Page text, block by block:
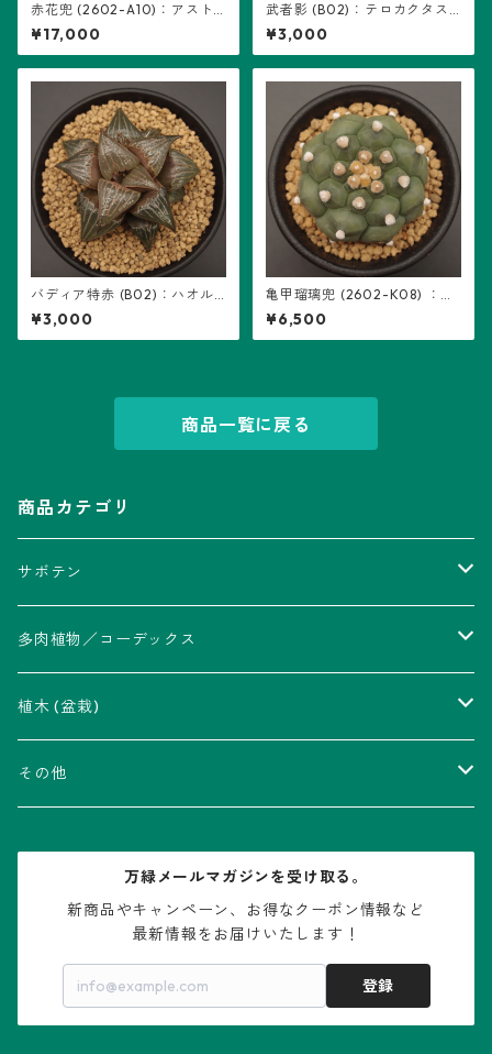
赤花兜 (2602-A10)：アスト
ロフィツム属 ※実生、五稜+複
稜あり
¥17,000
武者影 (B02)：テロカクタス
属 ※実生
¥3,000
バディア特赤 (B02)：ハオル
チア属 ※実生
¥3,000
亀甲瑠璃兜 (2602-K08) ：ア
ストロフィツム属 ※実生
¥6,500
商品一覧に戻る
商品カテゴリ
サボテン
アストロフィツム属
瑠璃兜錦、兜丸錦
V-type兜
アリオカルプス属
ウィギンシア属
エキノケレウス属
エキノプシス属
多肉植物／コーデックス
アカベ属
アロエ属
コノフィツム属
センナ属
植木 (盆栽)
ムクロジ科：カエデ属
その他
水石・景石
万緑メールマガジンを受け取る。
新商品やキャンペーン、お得なクーポン情報など
最新情報をお届けいたします！
登録